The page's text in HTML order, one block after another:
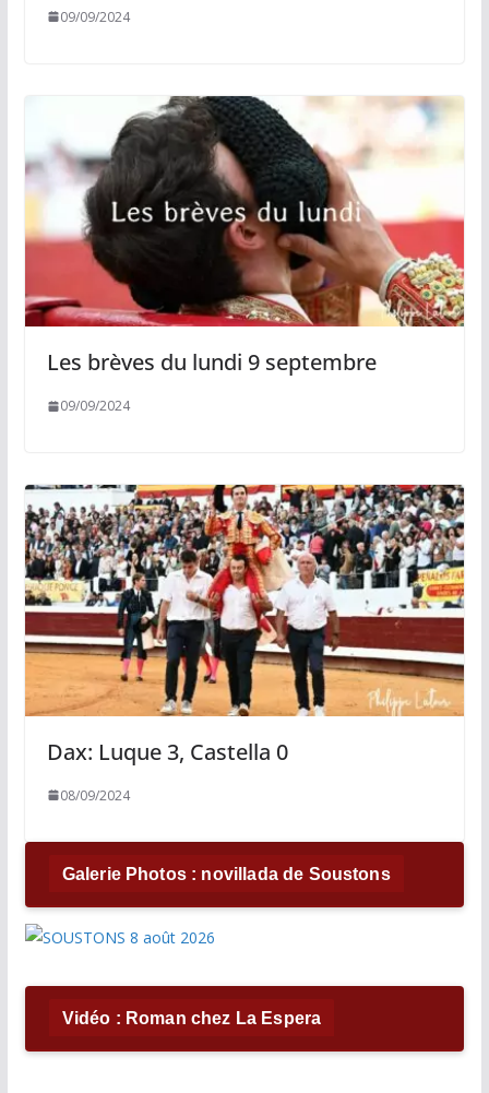
09/09/2024
Les brèves du lundi 9 septembre
09/09/2024
Dax: Luque 3, Castella 0
08/09/2024
Galerie Photos : novillada de Soustons
Vidéo : Roman chez La Espera